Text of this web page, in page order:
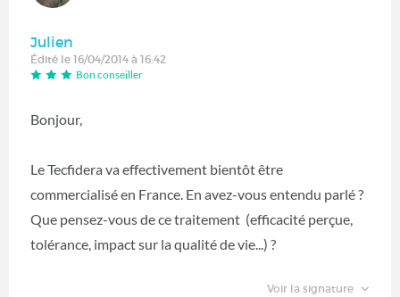
Julien
Édité le 16/04/2014 à 16:42
Bon conseiller
Bonjour,
Le Tecfidera va effectivement bientôt être
commercialisé en France. En avez-vous entendu parlé ?
Que pensez-vous de ce traitement (efficacité perçue,
tolérance, impact sur la qualité de vie...) ?
Voir la signature